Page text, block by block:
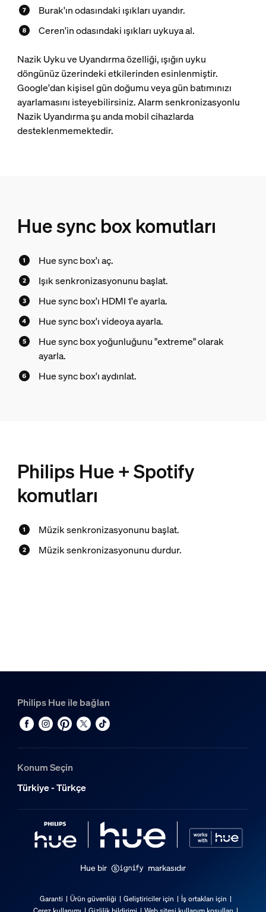
Burak'ın odasındaki ışıkları uyandır.
Ceren'in odasındaki ışıkları uykuya al.
Nazik Uyku ve Uyandırma özelliği, ışığın uyku
döngünüz üzerindeki etkilerinden esinlenmiştir.
Google'dan kişisel gün doğumu veya gün batımınızı
ayarlamasını isteyebilirsiniz. Alarm senkronizasyonlu
Nazik Uyandırma şu anda mobil cihazlarda
desteklenmemektedir.
Hue sync box komutları
Hue sync box'ı aç.
Işık senkronizasyonunu başlat.
Hue sync box'ı HDMI 1'e ayarla.
Hue sync box'ı videoya ayarla.
Hue sync box yoğunluğunu "extreme" olarak
ayarla.
Hue sync box'ı aydınlat.
Philips Hue + Spotify
komutları
Müzik senkronizasyonunu başlat.
Müzik senkronizasyonunu durdur.
Philips Hue ile bağlan
Konum Seçin
Türkiye - Türkçe
Hue bir markasıdır
Garanti Ürün güvenliği Geliştiriciler için
İş ortakları için